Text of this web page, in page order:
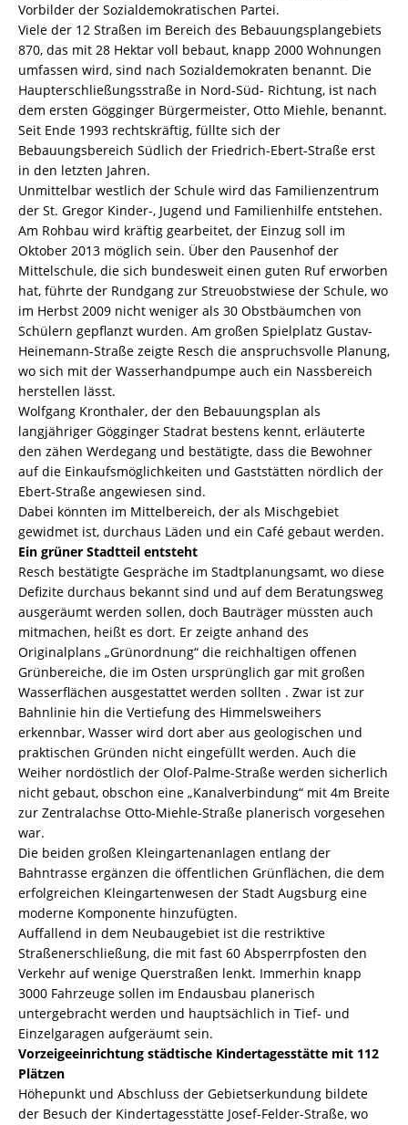
Vorbilder der Sozialdemokratischen Partei.
Viele der 12 Straßen im Bereich des Bebauungsplangebiets
870, das mit 28 Hektar voll bebaut, knapp 2000 Wohnungen
umfassen wird, sind nach Sozialdemokraten benannt. Die
Haupterschließungsstraße in Nord-Süd- Richtung, ist nach
dem ersten Gögginger Bürgermeister, Otto Miehle, benannt.
Seit Ende 1993 rechtskräftig, füllte sich der
Bebauungsbereich Südlich der Friedrich-Ebert-Straße erst
in den letzten Jahren.
Unmittelbar westlich der Schule wird das Familienzentrum
der St. Gregor Kinder-, Jugend und Familienhilfe entstehen.
Am Rohbau wird kräftig gearbeitet, der Einzug soll im
Oktober 2013 möglich sein. Über den Pausenhof der
Mittelschule, die sich bundesweit einen guten Ruf erworben
hat, führte der Rundgang zur Streuobstwiese der Schule, wo
im Herbst 2009 nicht weniger als 30 Obstbäumchen von
Schülern gepflanzt wurden. Am großen Spielplatz Gustav-
Heinemann-Straße zeigte Resch die anspruchsvolle Planung,
wo sich mit der Wasserhandpumpe auch ein Nassbereich
herstellen lässt.
Wolfgang Kronthaler, der den Bebauungsplan als
langjähriger Gögginger Stadrat bestens kennt, erläuterte
den zähen Werdegang und bestätigte, dass die Bewohner
auf die Einkaufsmöglichkeiten und Gaststätten nördlich der
Ebert-Straße angewiesen sind.
Dabei könnten im Mittelbereich, der als Mischgebiet
gewidmet ist, durchaus Läden und ein Café gebaut werden.
Ein grüner Stadtteil entsteht
Resch bestätigte Gespräche im Stadtplanungsamt, wo diese
Defizite durchaus bekannt sind und auf dem Beratungsweg
ausgeräumt werden sollen, doch Bauträger müssten auch
mitmachen, heißt es dort. Er zeigte anhand des
Originalplans „Grünordnung“ die reichhaltigen offenen
Grünbereiche, die im Osten ursprünglich gar mit großen
Wasserflächen ausgestattet werden sollten . Zwar ist zur
Bahnlinie hin die Vertiefung des Himmelsweihers
erkennbar, Wasser wird dort aber aus geologischen und
praktischen Gründen nicht eingefüllt werden. Auch die
Weiher nordöstlich der Olof-Palme-Straße werden sicherlich
nicht gebaut, obschon eine „Kanalverbindung“ mit 4m Breite
zur Zentralachse Otto-Miehle-Straße planerisch vorgesehen
war.
Die beiden großen Kleingartenanlagen entlang der
Bahntrasse ergänzen die öffentlichen Grünflächen, die dem
erfolgreichen Kleingartenwesen der Stadt Augsburg eine
moderne Komponente hinzufügten.
Auffallend in dem Neubaugebiet ist die restriktive
Straßenerschließung, die mit fast 60 Absperrpfosten den
Verkehr auf wenige Querstraßen lenkt. Immerhin knapp
3000 Fahrzeuge sollen im Endausbau planerisch
untergebracht werden und hauptsächlich in Tief- und
Einzelgaragen aufgeräumt sein.
Vorzeigeeinrichtung städtische Kindertagesstätte mit 112
Plätzen
Höhepunkt und Abschluss der Gebietserkundung bildete
der Besuch der Kindertagesstätte Josef-Felder-Straße, wo